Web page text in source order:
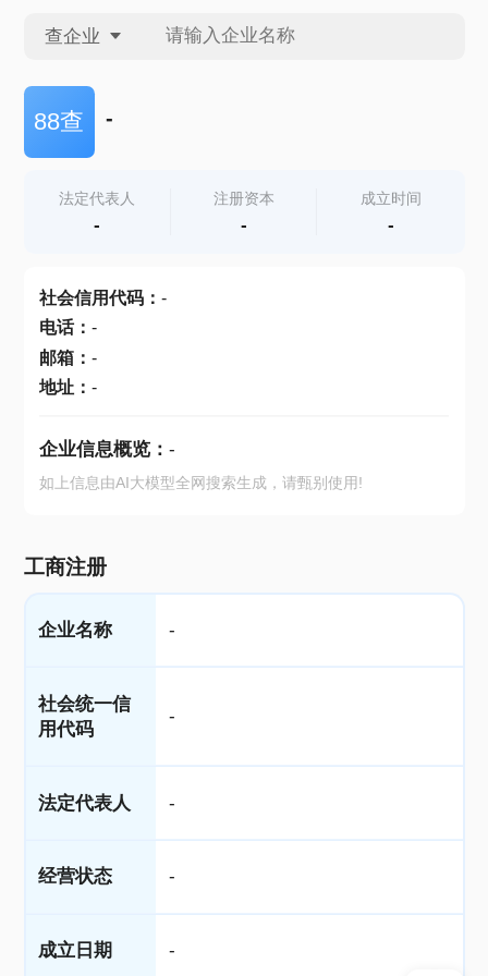
查企业
查企业
查产地
88查 -
法定代表人
-
注册资本
-
成立时间
-
社会信用代码： -
电话： -
邮箱： -
地址： -
企业信息概览： -
如上信息由AI大模型全网搜索生成，请甄别使用!
工商注册
企业名称 -
社会统一信
用代码
-
法定代表人 -
经营状态 -
成立日期 -